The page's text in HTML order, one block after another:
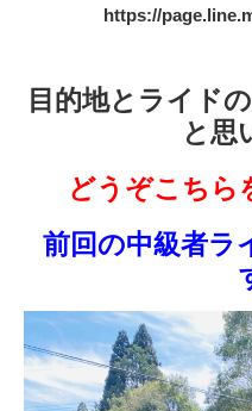
https://
目的地とライド
と思
どうぞこちら
前回の中級者ラ